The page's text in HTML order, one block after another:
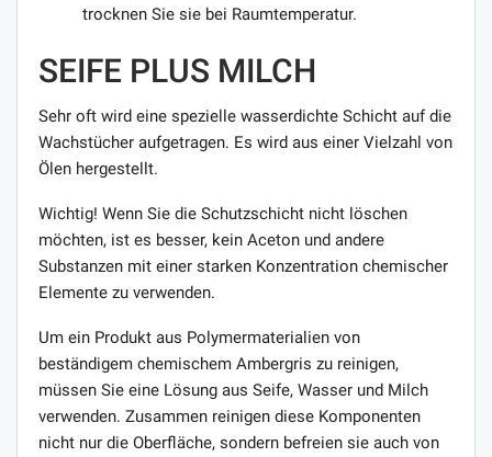
trocknen Sie sie bei Raumtemperatur.
SEIFE PLUS MILCH
Sehr oft wird eine spezielle wasserdichte Schicht auf die
Wachstücher aufgetragen. Es wird aus einer Vielzahl von
Ölen hergestellt.
Wichtig! Wenn Sie die Schutzschicht nicht löschen
möchten, ist es besser, kein Aceton und andere
Substanzen mit einer starken Konzentration chemischer
Elemente zu verwenden.
Um ein Produkt aus Polymermaterialien von
beständigem chemischem Ambergris zu reinigen,
müssen Sie eine Lösung aus Seife, Wasser und Milch
verwenden. Zusammen reinigen diese Komponenten
nicht nur die Oberfläche, sondern befreien sie auch von